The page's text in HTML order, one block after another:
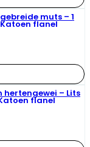
muts – 1
Katoen flanel
– Lits
flanel